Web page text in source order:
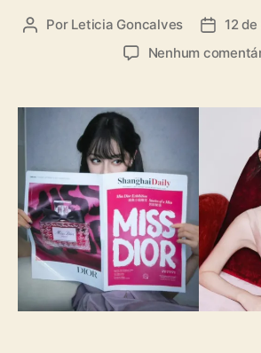
A
r
o
s
t
Por Leticia Goncalves
D
d
l
c
a
ç
12
Nenhum